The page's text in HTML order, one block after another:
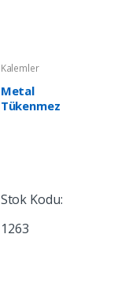
Kalemler
Metal
Tükenmez
Stok Kodu:
1263